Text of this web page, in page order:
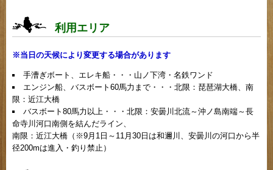
利用エリア
※当日の天候により変更する場合があります
手漕ぎボート、エレキ船・・・山ノ下湾・名鉄ワンド
エンジン船、バスボート60馬力まで・・・北限：琵琶湖大橋、南
限：近江大橋
バスボート80馬力以上・・・北限：安曇川北流～沖ノ島南端～長
命寺川河口南側を結んだライン、
南限：近江大橋（※9月1日～11月30日は和邇川、安曇川の河口から半
径200mは進入・釣り禁止）